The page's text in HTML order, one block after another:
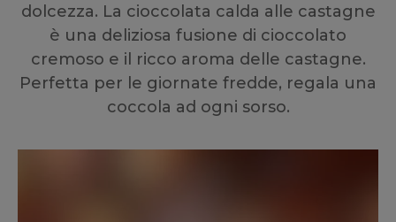
dolcezza. La cioccolata calda alle castagne
è una deliziosa fusione di cioccolato
cremoso e il ricco aroma delle castagne.
Perfetta per le giornate fredde, regala una
coccola ad ogni sorso.